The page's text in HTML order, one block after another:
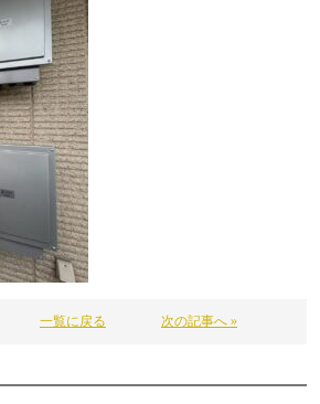
一覧に戻る 次の記事へ »